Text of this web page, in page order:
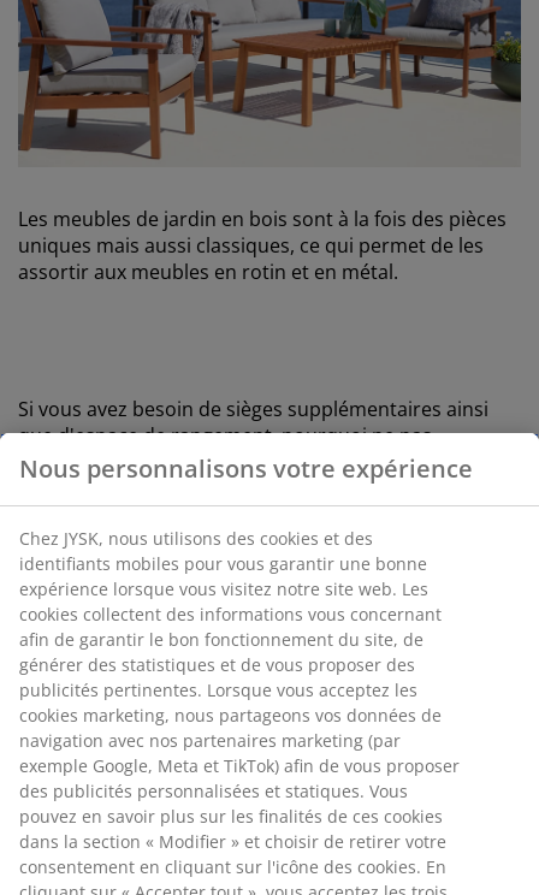
Les meubles de jardin en bois sont à la fois des pièces
uniques mais aussi classiques, ce qui permet de les
assortir aux meubles en rotin et en métal.
Si vous avez besoin de sièges supplémentaires ainsi
que d'espace de rangement, pourquoi ne pas
combiner les deux avec la boîte de rangement KARLBY
qui offre de la place pour vos lanternes et vos
jardinières, et un coussin de siège épais sur le dessus.
Nous personnalisons votre expérience
Chez JYSK, nous utilisons des cookies et des
identifiants mobiles pour vous garantir une bonne
expérience lorsque vous visitez notre site web. Les
cookies collectent des informations vous concernant
afin de garantir le bon fonctionnement du site, de
générer des statistiques et de vous proposer des
publicités pertinentes. Lorsque vous acceptez les
cookies marketing, nous partageons vos données de
navigation avec nos partenaires marketing (par
exemple Google, Meta et TikTok) afin de vous proposer
des publicités personnalisées et statiques. Vous
pouvez en savoir plus sur les finalités de ces cookies
dans la section « Modifier » et choisir de retirer votre
consentement en cliquant sur l'icône des cookies. En